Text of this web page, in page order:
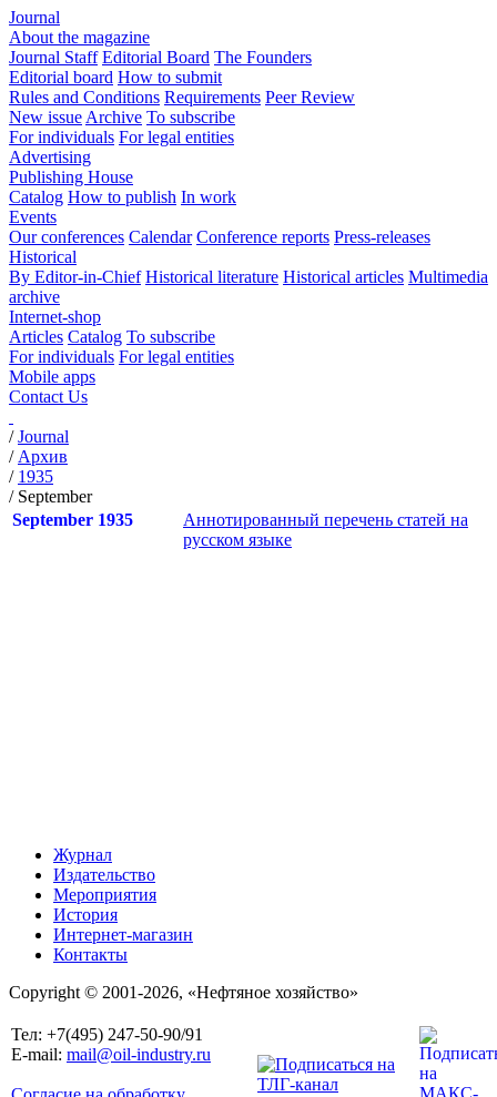
Journal
About the magazine
Journal Staff Editorial Board The Founders
Editorial board How to submit
Rules and Conditions Requirements Peer Review
New issue Archive To subscribe
For individuals For legal entities
Advertising
Publishing House
Catalog How to publish In work
Events
Our conferences Calendar Conference reports Press-releases
Historical
By Editor-in-Chief Historical literature Historical articles Multimedia
archive
Internet-shop
Articles Catalog To subscribe
For individuals For legal entities
Mobile apps
Contact Us
/Journal
/ Архив
/ 1935
/ September
September 1935
Аннотированный перечень статей на
русском языке
Журнал
Издательство
Мероприятия
История
Интернет-магазин
Контакты
Copyright © 2001-2026, «Нефтяное хозяйство»
Тел: +7(495) 247-50-90/91
E-mail: mail@oil-industry.ru